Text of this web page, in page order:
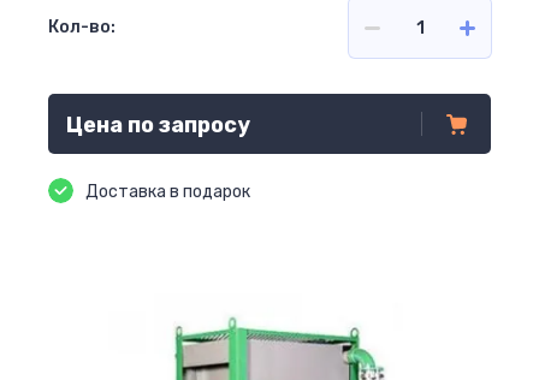
Кол-во:
Цена по запросу
Доставка в подарок